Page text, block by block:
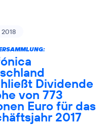
2018
Dividende
von 773
Euro für das
2017